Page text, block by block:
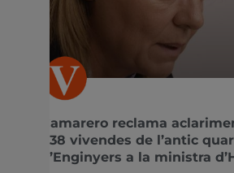
Camarero reclama
438 vivendes de l’antic
d’Enginyers a la ministra